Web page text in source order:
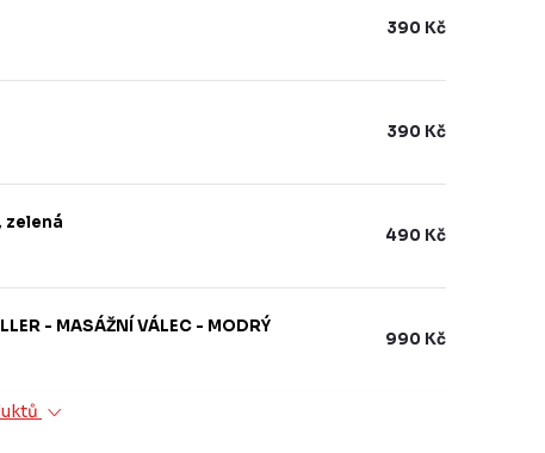
390 Kč
390 Kč
zelená
490 Kč
- MASÁŽNÍ VÁLEC - MODRÝ
990 Kč